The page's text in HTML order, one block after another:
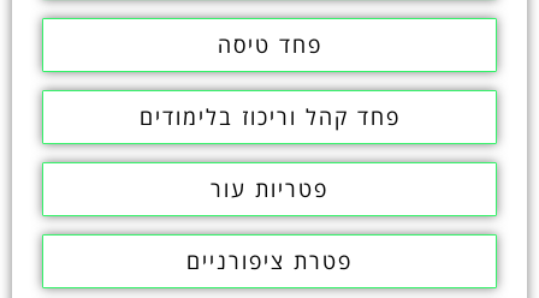
פחד טיסה
פחד קהל וריכוז בלימודים
פטריות עור
פטרת ציפורניים